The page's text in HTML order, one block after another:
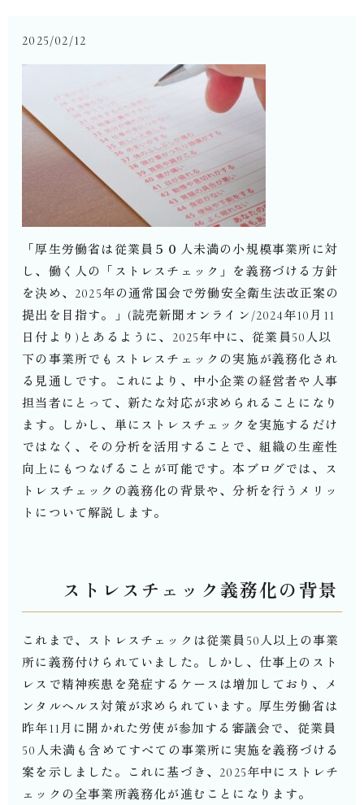
2025/02/12
「厚生労働省は従業員５０人未満の小規模事業所に対
し、働く人の「ストレスチェック」を義務づける方針
を決め、 2025年の通常国会で労働安全衛生法改正案の
提出を目指す。」 (読売新聞オンライン /2024年10 月 11
日付より ) とあるように、 2025年中に、従業員50 人以
下の事業所でもストレスチェックの実施が義務化され
る見通しです。これにより、中小企業の経営者や人事
担当者にとって、新たな対応が求められることになり
ます。しかし、単にストレスチェックを実施するだけ
ではなく、その分析を活用することで、組織の生産性
向上にもつなげることが可能です。本ブログでは、ス
トレスチェックの義務化の背景や、分析を行うメリッ
トについて解説します。
ストレスチェック義務化の背景
これまで、ストレスチェックは従業員 50 人以上の事業
所に義務付けられていました。しかし、仕事上のスト
レスで精神疾患を発症するケースは増加しており、メ
ンタルヘルス対策が求められています。厚生労働省は
昨年11月に開かれた労使が参加する審議会で、従業員
50 人未満も含めてすべての事業所に実施を義務づける
案を示しました。これに基づき、 2025年中にストレチ
ェックの全事業所義務化が進むことになります。